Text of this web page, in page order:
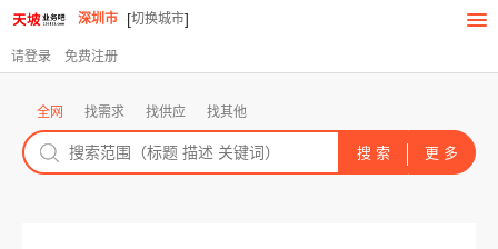
深圳市 [切换城市]
请登录 免费注册
全网 找需求 找供应 找其他